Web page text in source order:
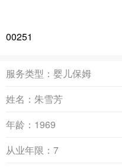
00251
服务类型： 婴儿保姆
姓名： 朱雪芳
年龄： 1969
从业年限： 7